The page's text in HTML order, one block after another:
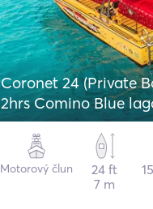
Coronet 24 (Private
2hrs Comino Blue
Gozo)
Motorový člun
24 ft
7 m